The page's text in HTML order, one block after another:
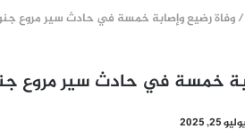
/وفاة رضيع وإصابة خمسة في حادث سير مروع
خمسة في حادث سير مروع
يوليو 25, 2025